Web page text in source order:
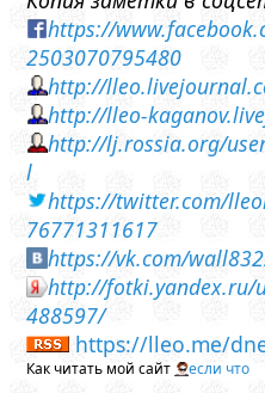
https://
2503070795480
http://
http://lleo-
http://lj.rossia.org/
l
https://twitter.com/
76771311617
https://vk.com/
http://fotki.yandex.ru/
488597/
https://lleo.me/
Как читать мой сайт если что